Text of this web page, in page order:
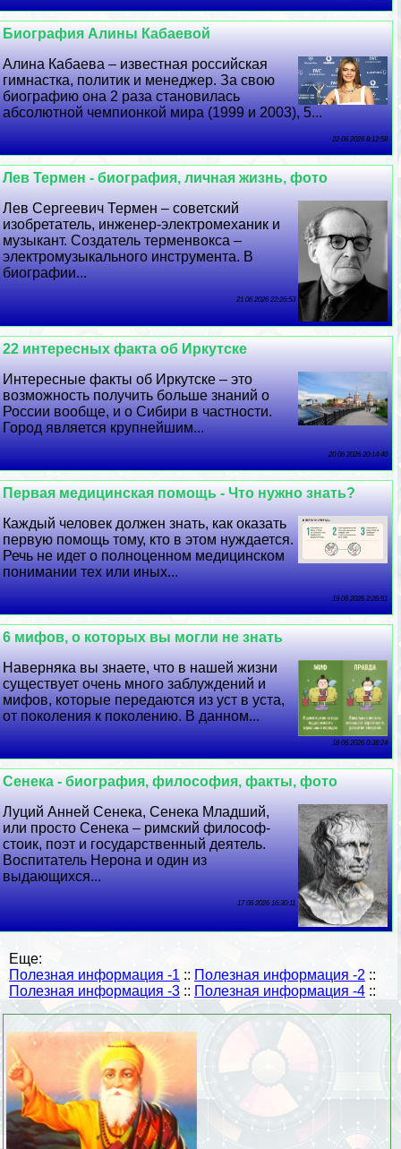
Биография Алины Кабаевой
Алина Кабаева – известная российская
гимнастка, политик и менеджер. За свою
биографию она 2 раза становилась
абсолютной чемпионкой мира (1999 и 2003), 5...
22 06 2026 8:12:58
Лев Термен - биография, личная жизнь, фото
Лев Сергеевич Термен – советский
изобретатель, инженер-электромеханик и
музыкант. Создатель терменвокса –
электромузыкального инструмента. В
биографии...
21 06 2026 22:26:53
22 интересных факта об Иркутске
Интересные факты об Иркутске – это
возможность получить больше знаний о
России вообще, и о Сибири в частности.
Город является крупнейшим...
20 06 2026 20:14:40
Первая медицинская помощь - Что нужно знать?
Каждый человек должен знать, как оказать
первую помощь тому, кто в этом нуждается.
Речь не идет о полноценном медицинском
понимании тех или иных...
19 06 2026 2:26:51
6 мифов, о которых вы могли не знать
Наверняка вы знаете, что в нашей жизни
существует очень много заблуждений и
мифов, которые передаются из уст в уста,
от поколения к поколению. В данном...
18 06 2026 0:38:24
Сенека - биография, философия, факты, фото
Луций Анней Сенека, Сенека Младший,
или просто Сенека – римский философ-
стоик, поэт и государственный деятель.
Воспитатель Нерона и один из
выдающихся...
17 06 2026 16:30:11
Еще:
Полезная информация -1 :: Полезная информация -2 ::
Полезная информация -3 :: Полезная информация -4 ::